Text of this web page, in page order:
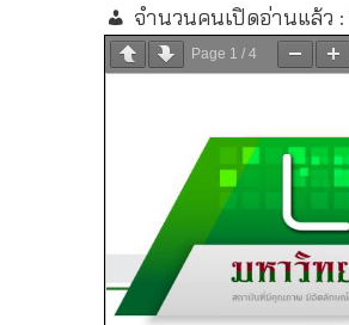
จำนวนคนเปิดอ่านแล้ว :
Page 1 / 4